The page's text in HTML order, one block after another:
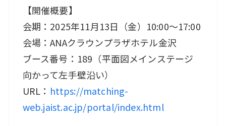
【開催概要】
会期：2025年11月13日（金）10:00～17:00
会場：ANAクラウンプラザホテル金沢
ブース番号：189（平面図メインステージ
向かって左手壁沿い）
URL： https://matching-
web.jaist.ac.jp/portal/index.html